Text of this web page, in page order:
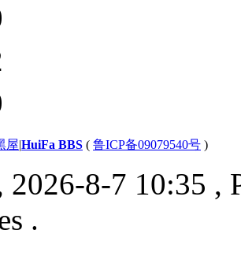
屋|HuiFa BBS ( 鲁ICP备09079540号 )
8-7 10:35 ,
.